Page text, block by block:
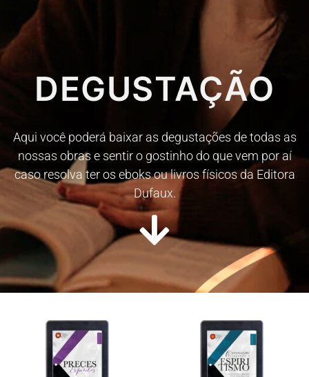
DEGUSTAÇÃO
Aqui você poderá baixar as degustações de todas as
nossas obras e sentir o gostinho do que vem por aí
caso resolva ter os eboks ou livros físicos da Editora
Dufaux.